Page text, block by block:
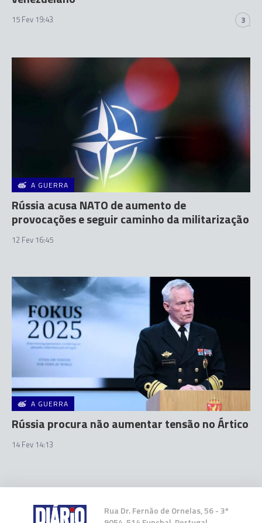
15 Fev 19:43 3
A GUERRA
Rússia acusa NATO de aumento de
provocações e seguir caminho da militarização
12 Fev 16:45
A GUERRA
Rússia procura não aumentar tensão no Ártico
14 Fev 14:13
Rua Dr. Fernão de Ornelas, 56 - 3º